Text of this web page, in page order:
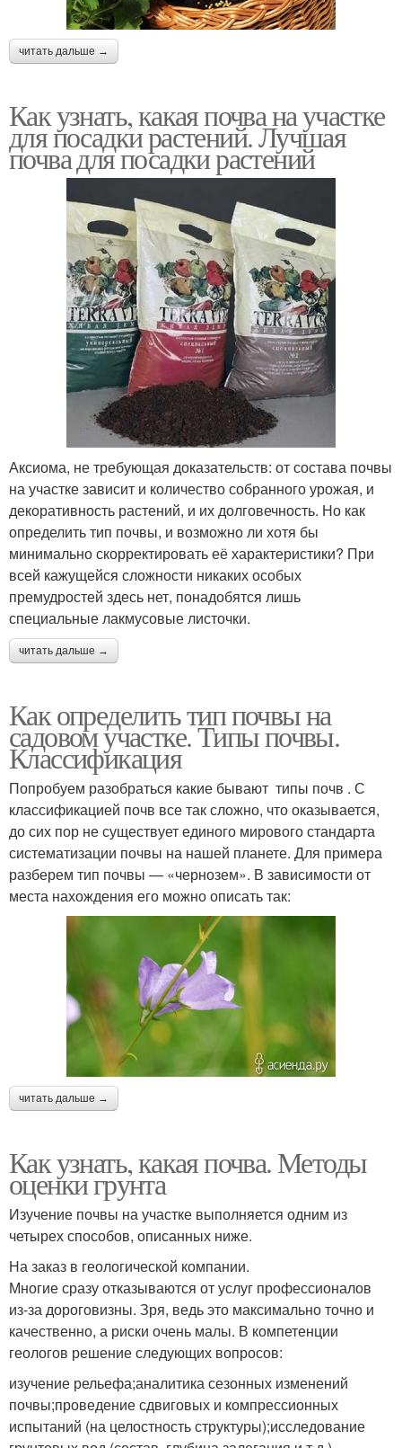
читать дальше →
Как узнать, какая почва на участке
для посадки растений. Лучшая
почва для посадки растений
Аксиома, не требующая доказательств: от состава почвы
на участке зависит и количество собранного урожая, и
декоративность растений, и их долговечность. Но как
определить тип почвы, и возможно ли хотя бы
минимально скорректировать её характеристики? При
всей кажущейся сложности никаких особых
премудростей здесь нет, понадобятся лишь
специальные лакмусовые листочки.
читать дальше →
Как определить тип почвы на
садовом участке. Типы почвы.
Классификация
Попробуем разобраться какие бывают типы почв . С
классификацией почв все так сложно, что оказывается,
до сих пор не существует единого мирового стандарта
систематизации почвы на нашей планете. Для примера
разберем тип почвы — «чернозем». В зависимости от
места нахождения его можно описать так:
читать дальше →
Как узнать, какая почва. Методы
оценки грунта
Изучение почвы на участке выполняется одним из
четырех способов, описанных ниже.
На заказ в геологической компании.
Многие сразу отказываются от услуг профессионалов
из-за дороговизны. Зря, ведь это максимально точно и
качественно, а риски очень малы. В компетенции
геологов решение следующих вопросов:
изучение рельефа;аналитика сезонных изменений
почвы;проведение сдвиговых и компрессионных
испытаний (на целостность структуры);исследование